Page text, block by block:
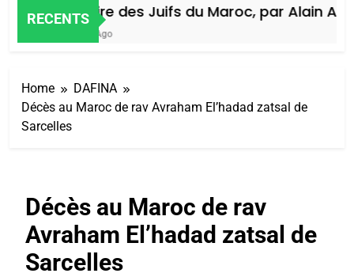
RECENTS
Histoire des Juifs du Maroc, par Alain Amiel
5 Jours Ago
Home
DAFINA
Décès au Maroc de rav Avraham El’hadad zatsal de
Sarcelles
Décès au Maroc de rav
Avraham El’hadad zatsal de
Sarcelles